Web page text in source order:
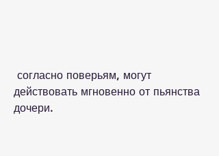
действовать мгновенно от пьянства
дочери.